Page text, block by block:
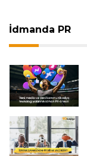
İdmanda PR